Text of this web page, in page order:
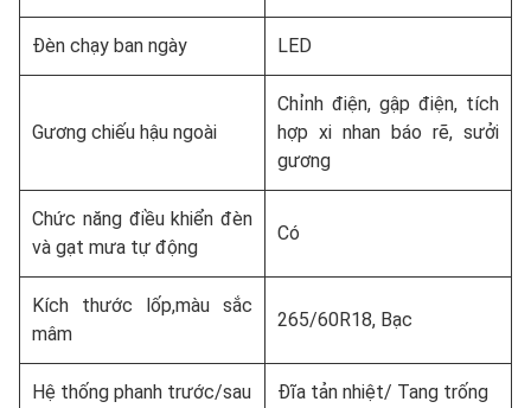
Đèn chạy ban ngày LED
Gương chiếu hậu ngoài
Chỉnh điện, gập điện, tích
hợp xi nhan báo rẽ, sưởi
gương
Chức năng điều khiển đèn
và gạt mưa tự động
Có
Kích thước lốp,màu sắc
mâm
265/60R18, Bạc
Hệ thống phanh trước/sau Đĩa tản nhiệt/ Tang trống